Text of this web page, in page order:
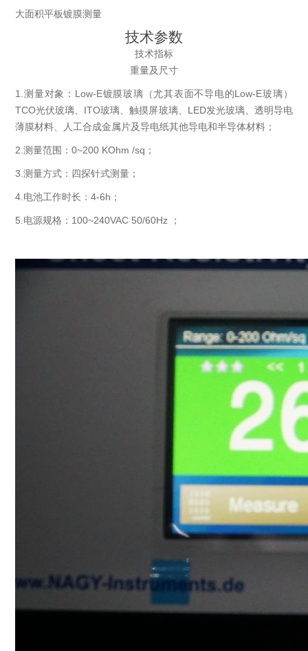
大面积平板镀膜测量
技术参数
技术指标
重量及尺寸
1.测量对象：Low-E镀膜玻璃（尤其表面不导电的Low-E玻璃）
TCO光伏玻璃、ITO玻璃、触摸屏玻璃、LED发光玻璃、透明导电
薄膜材料、人工合成金属片及导电纸其他导电和半导体材料；
2.测量范围：0~200 KOhm /sq；
3.测量方式：四探针式测量；
4.电池工作时长：4-6h；
5.电源规格：100~240VAC 50/60Hz ；